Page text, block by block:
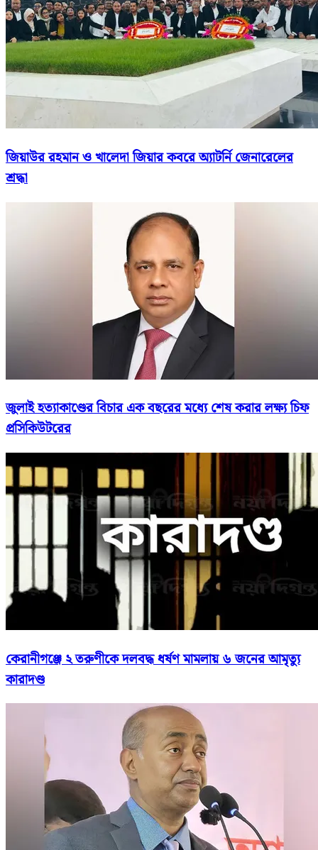
জিয়াউর রহমান ও খালেদা জিয়ার কবরে অ্যাটর্নি জেনারেলের
শ্রদ্ধা
জুলাই হত্যাকাণ্ডের বিচার এক বছরের মধ্যে শেষ করার লক্ষ্য চিফ
প্রসিকিউটরের
কেরানীগঞ্জে ২ তরুণীকে দলবদ্ধ ধর্ষণ মামলায় ৬ জনের আমৃত্যু
কারাদণ্ড